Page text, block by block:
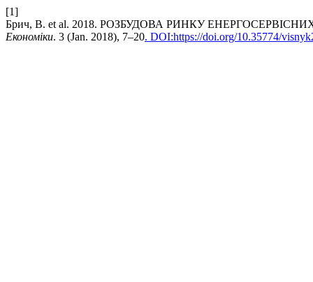
[1]
Брич, В. et al. 2018. РОЗБУДОВА РИНКУ
Економіки. 3 (Jan. 2018), 7–20. DOI:https://doi.org/10.35774/